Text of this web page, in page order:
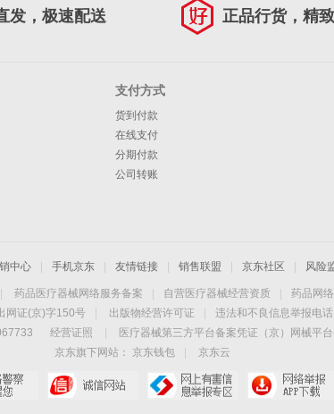
发，极速配送 正品行货，精
支付方式
货到付款
在线支付
分期付款
公司转账
中心 手机京东 友情链接 销售联盟 京东社区 风险
药品医疗器械网络服务备案 自营医疗器械经营资质 药品网
网证(京)字150号
出版物经营许可证
违法和不良信息举报电
经营证照 医疗器械第三方平台备案凭证（京）网械平
京东旗下网站：
京东钱包 京东云